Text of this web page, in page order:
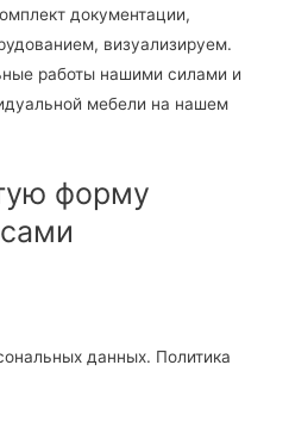
документации,
визуализируем.
работы нашими силами и
мебели на нашем
форму
данных. Политика